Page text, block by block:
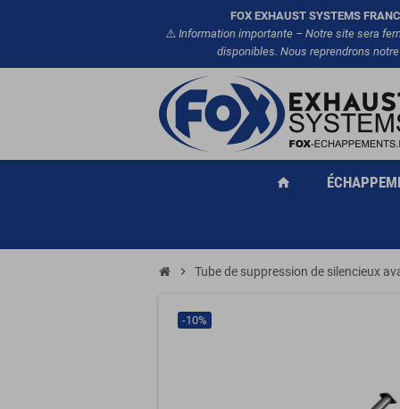
FOX EXHAUST SYSTEMS
⚠️ Information importante – Notre site sera
disponibles. Nous reprendrons
home
chevron_right Tube de suppression de silencieux
-10%